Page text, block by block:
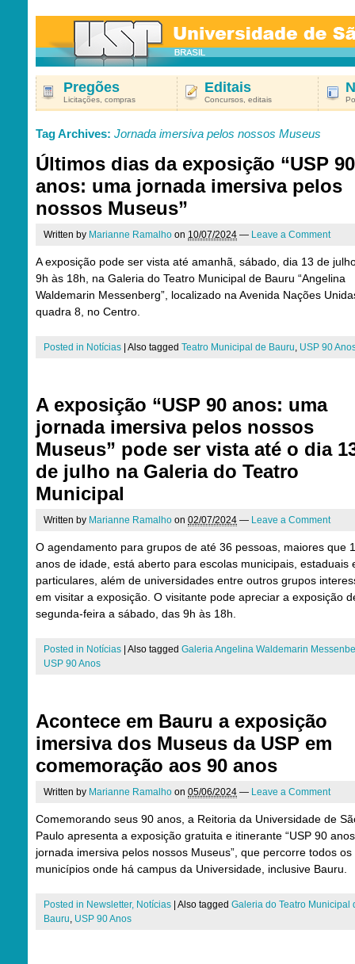
Pregões
Licitações, compras
Editais
Concursos, editais
Tag Archives: Jornada imersiva pelos nossos Museus
Últimos dias da exposição “USP 90
anos: uma jornada imersiva pelos
nossos Museus”
Written by Marianne Ramalho on 10/07/2024 — Leave a Comment
A exposição pode ser vista até amanhã, sábado, dia 13 de
9h às 18h, na Galeria do Teatro Municipal de Bauru “Angelina
Waldemarin Messenberg”, localizado na Avenida Nações
quadra 8, no Centro.
Posted in Notícias Also tagged Teatro Municipal de Bauru, USP 90
A exposição “USP 90 anos: uma
jornada imersiva pelos nossos
Museus” pode ser vista até o dia
de julho na Galeria do Teatro
Municipal
Written by Marianne Ramalho on 02/07/2024 — Leave a Comment
O agendamento para grupos de até 36 pessoas, maiores que
anos de idade, está aberto para escolas municipais, estaduais
particulares, além de universidades entre outros grupos
em visitar a exposição. O visitante pode apreciar a exposição
segunda-feira a sábado, das 9h às 18h.
Posted in Notícias Also tagged Galeria Angelina Waldemarin
USP 90 Anos
Acontece em Bauru a exposição
imersiva dos Museus da USP em
comemoração aos 90 anos
Written by Marianne Ramalho on 05/06/2024 — Leave a Comment
Comemorando seus 90 anos, a Reitoria da Universidade de
Paulo apresenta a exposição gratuita e itinerante “USP 90
jornada imersiva pelos nossos Museus”, que percorre todos os
municípios onde há campus da Universidade, inclusive Bauru.
Posted in Newsletter, Notícias Also tagged Galeria do Teatro Municipal
Bauru, USP 90 Anos